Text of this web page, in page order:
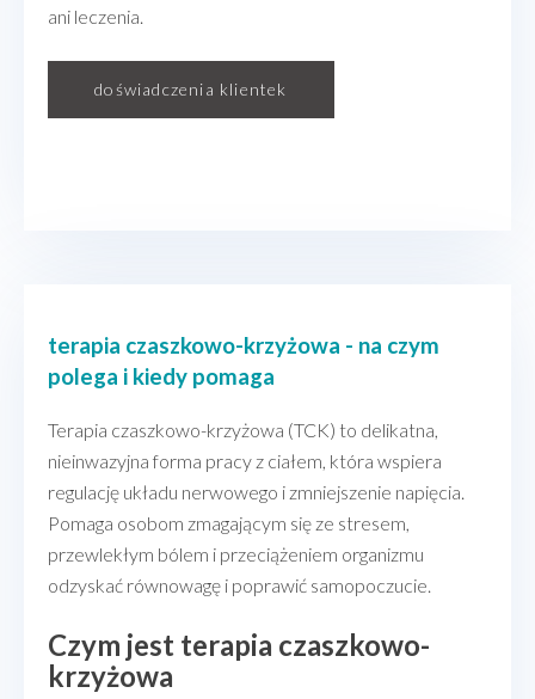
ani leczenia.
doświadczenia klientek
terapia czaszkowo-krzyżowa - na czym
polega i kiedy pomaga
Terapia czaszkowo-krzyżowa (TCK) to delikatna,
nieinwazyjna forma pracy z ciałem, która wspiera
regulację układu nerwowego i zmniejszenie napięcia.
Pomaga osobom zmagającym się ze stresem,
przewlekłym bólem i przeciążeniem organizmu
odzyskać równowagę i poprawić samopoczucie.
Czym jest terapia czaszkowo-
krzyżowa